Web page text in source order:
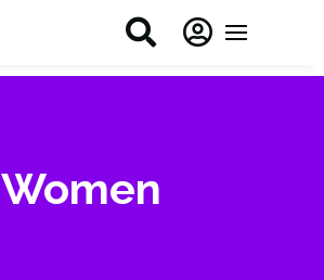
 
Women